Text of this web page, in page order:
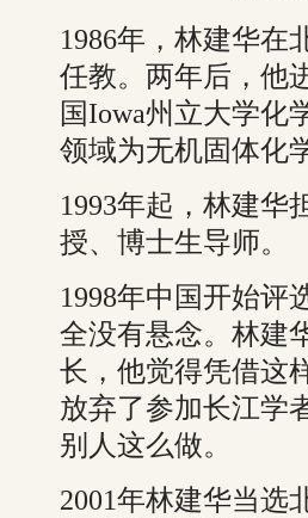
1986年，林建华在
任教。两年后，他
国Iowa州立大学化
领域为无机固体化
1993年起，林建华
授、博士生导师。
1998年中国开始评
全没有悬念。林建
长，他觉得凭借这
放弃了参加长江学
别人这么做。
2001年林建华当选